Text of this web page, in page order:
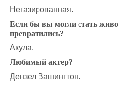
Негазированная.
Если бы вы могли стать
превратились?
Акула.
Любимый актер?
Дензел Вашингтон.